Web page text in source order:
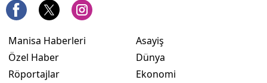
Manisa Haberleri
Özel Haber
Röportajlar
Asayiş
Dünya
Ekonomi